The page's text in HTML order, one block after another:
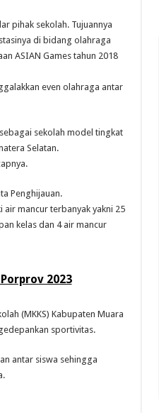
pihak sekolah. Tujuannya
di bidang olahraga
ASIAN Games tahun 2018
even olahraga antar
sekolah model tingkat
Selatan.
Penghijauan.
air mancur terbanyak yakni 25
kelas dan 4 air mancur
2023
(MKKS) Kabupaten Muara
sportivitas.
antar siswa sehingga